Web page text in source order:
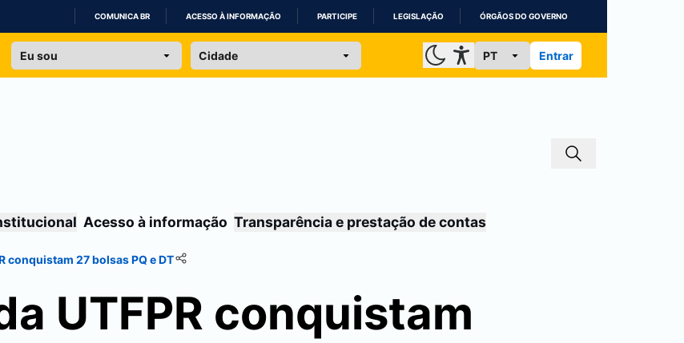
IR
COMUNICA BR ACESSO À INFORMAÇÃO PARTICIPE LEGISLAÇÃO ÓRGÃOS DO GOVERNO
Entrar
Acesso à informação Transparência e prestação de contas
conquistam 27 bolsas PQ e DT
UTFPR conquistam